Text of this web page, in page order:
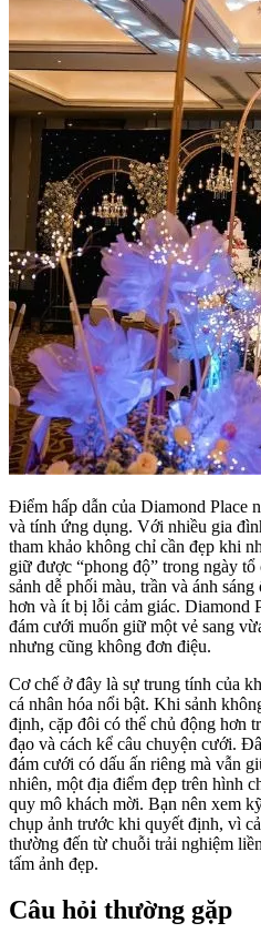
Điểm hấp dẫn của Diamond Place
và tính ứng dụng. Với nhiều gia
tham khảo không chỉ cần đẹp khi
giữ được “phong độ” trong ngày
sảnh dễ phối màu, trần và ánh
hơn và ít bị lỗi cảm giác. Diamond
đám cưới muốn giữ một vẻ sang
nhưng cũng không đơn điệu.
Cơ chế ở đây là sự trung tính của
cá nhân hóa nổi bật. Khi sảnh
định, cặp đôi có thể chủ động hơn
đạo và cách kể câu chuyện cưới.
đám cưới có dấu ấn riêng mà vẫn
nhiên, một địa điểm đẹp trên hình
quy mô khách mời. Bạn nên xem
chụp ảnh trước khi quyết định, vì
thường đến từ chuỗi trải nghiệm
tấm ảnh đẹp.
Câu hỏi thường gặp